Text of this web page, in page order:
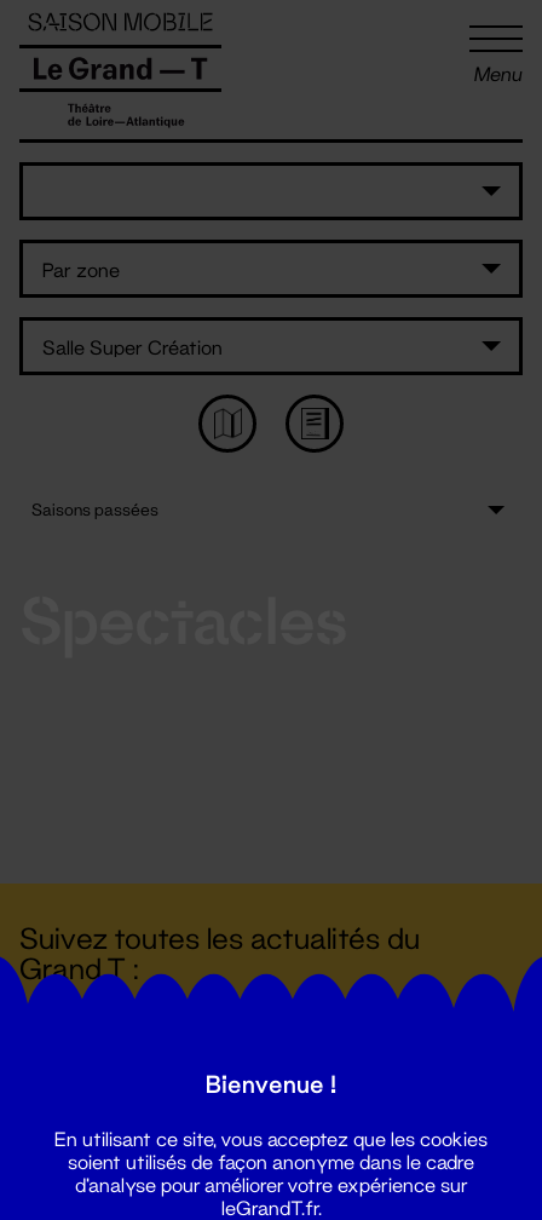
Menu
Suivez toutes les actualités du
Grand T :
Panneau de gestion des cookies
Bienvenue !
En utilisant ce site, vous acceptez que les cookies
soient utilisés de façon anonyme dans le cadre
d'analyse pour améliorer votre expérience sur
leGrandT.fr.